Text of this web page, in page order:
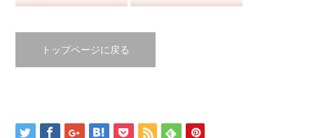
トップページに戻る